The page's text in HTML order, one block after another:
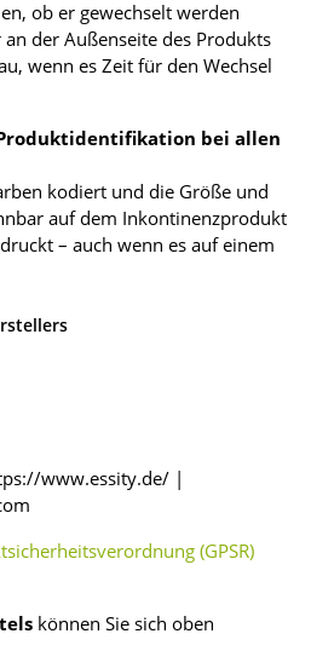
ob er gewechselt werden
der Außenseite des Produkts
wenn es Zeit für den Wechsel
bei allen
kodiert und die Größe und
auf dem Inkontinenzprodukt
– auch wenn es auf einem
www.essity.de/ |
(GPSR)
können Sie sich oben